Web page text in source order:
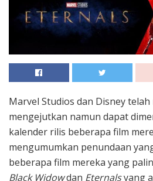
Marvel Studios dan Disney
mengejutkan namun dapat
kalender rilis beberapa film
mengumumkan penundaan
beberapa film mereka yang
Black Widowdan Eternalsyang